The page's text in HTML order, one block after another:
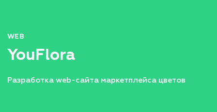
WEB
YouFlora
Разработка web-сайта маркетплейса цветов